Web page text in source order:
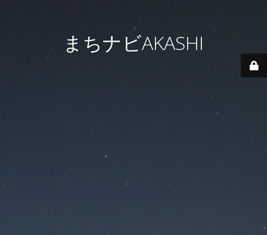
まちナビAKASHI